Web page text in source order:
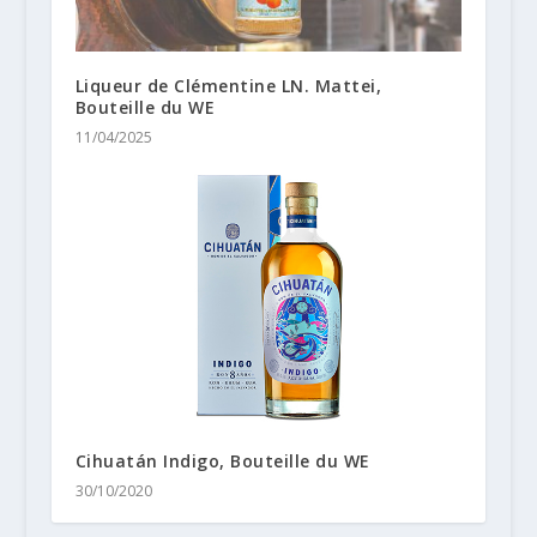
Liqueur de Clémentine LN. Mattei,
Bouteille du WE
11/04/2025
Cihuatán Indigo, Bouteille du WE
30/10/2020